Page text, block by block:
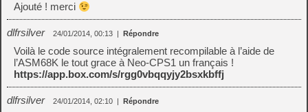
Ajouté ! merci
dlfrsilver 24/01/2014, 00:13 | Répondre
Voilà le code source intégralement recompilable à l’aide de
l’ASM68K le tout grace à Neo-CPS1 un français !
https://app.box.com/s/rgg0vbqqyjy2bsxkbffj
dlfrsilver 24/01/2014, 02:10 | Répondre